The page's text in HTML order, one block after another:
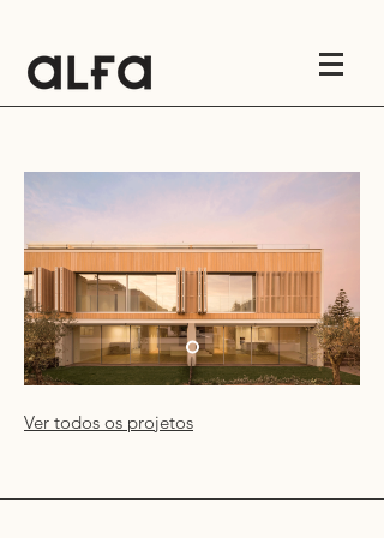
Ver todos os projetos